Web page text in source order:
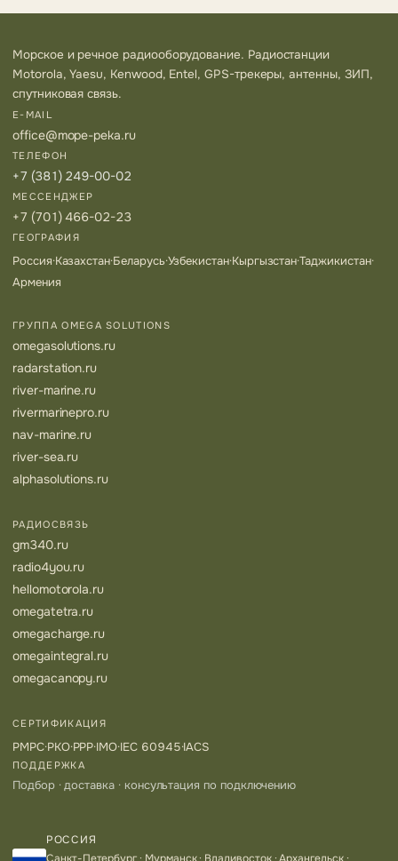
Морское и речное радиооборудование. Радиостанции
Motorola, Yaesu, Kenwood, Entel, GPS-трекеры, антенны, ЗИП,
спутниковая связь.
E-MAIL
office@mope-peka.ru
ТЕЛЕФОН
+7 (381) 249-00-02
МЕССЕНДЖЕР
+7 (701) 466-02-23
ГЕОГРАФИЯ
Россия·Казахстан·Беларусь·Узбекистан·Кыргызстан·Таджикистан·
Армения
ГРУППА OMEGA SOLUTIONS
omegasolutions.ru
radarstation.ru
river-marine.ru
rivermarinepro.ru
nav-marine.ru
river-sea.ru
alphasolutions.ru
РАДИОСВЯЗЬ
gm340.ru
radio4you.ru
hellomotorola.ru
omegatetra.ru
omegacharge.ru
omegaintegral.ru
omegacanopy.ru
СЕРТИФИКАЦИЯ
РМРС·РКО·РРР·IMO·IEC 60945·IACS
ПОДДЕРЖКА
Подбор · доставка · консультация по подключению
РОССИЯ